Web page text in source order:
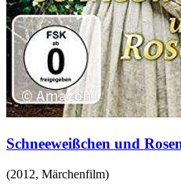
Schneeweißchen und
(2012, Märchenfilm)